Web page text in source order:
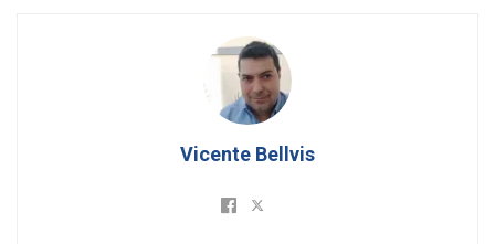
Vicente Bellvis